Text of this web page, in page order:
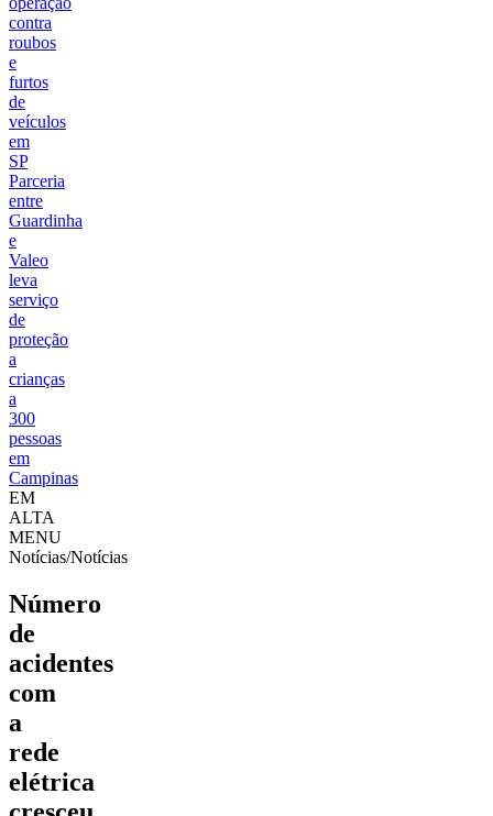
contra
roubos
e
furtos
de
veículos
em
SP
Parceria
entre
Guardinha
e
Valeo
leva
serviço
de
proteção
a
crianças
a
300
pessoas
em
Campinas
EM
ALTA
MENU
Notícias/Notícias
Número
de
acidentes
com
a
rede
elétrica